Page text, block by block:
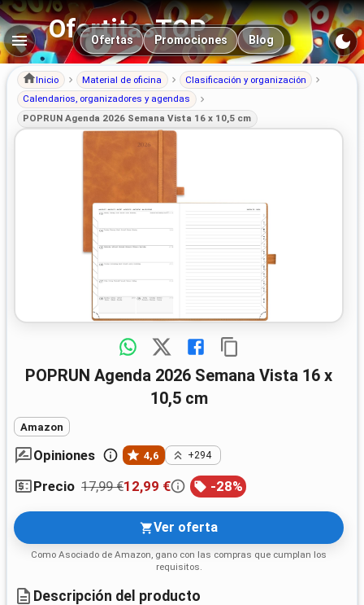
OfertitasTOP
Navegación principal
Ofertas Promociones Blog
Inicio Material de oficina
Clasificación y organización
Calendarios, organizadores y agendas
POPRUN Agenda 2026 Semana Vista 16 x 10,5 cm
POPRUN Agenda 2026 Semana Vista 16 x
10,5 cm
Amazon
Opiniones 4,6 +294
Precio 17,99 €12,99 € -28%
Ver oferta
Como Asociado de Amazon, gano con las compras que cumplan los
requisitos.
Descripción del producto